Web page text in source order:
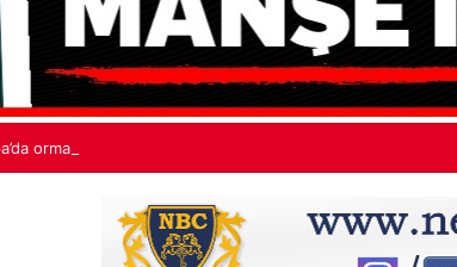
orman yangınları: “530 bin hektardan fazla alan kaybedildi”